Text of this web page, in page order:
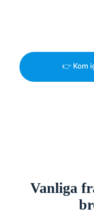
👉 Kom
Vanliga